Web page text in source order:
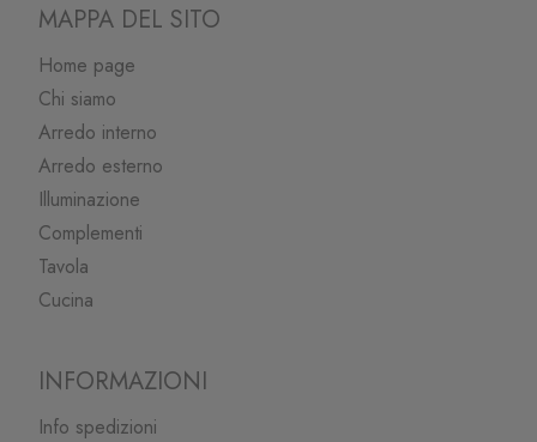
MAPPA DEL SITO
Home page
Chi siamo
Arredo interno
Arredo esterno
Illuminazione
Complementi
Tavola
Cucina
INFORMAZIONI
Info spedizioni